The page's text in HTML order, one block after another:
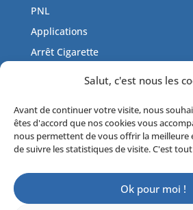
Salut, c'est nous les
Avant de continuer votre visite, nous
êtes d'accord que nos cookies vous
nous permettent de vous offrir la meilleure
de suivre les statistiques de visite. C'est
Ok pour moi !
PNL
Applications
Arrêt Cigarette
Contactez-moi
Livre d’or